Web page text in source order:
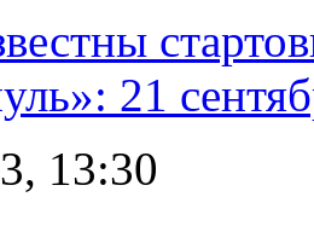
21
13:30